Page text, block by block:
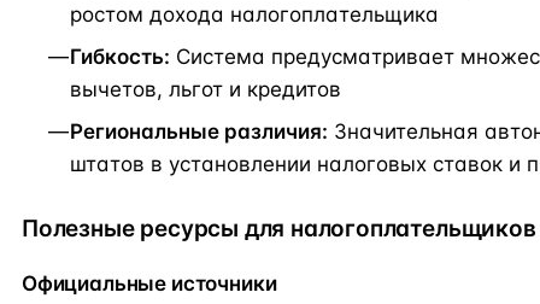
ростом дохода налогоплательщика
Гибкость: Система предусматривает
вычетов, льгот и кредитов
Региональные различия: Значительная
штатов в установлении налоговых ставок и
Полезные ресурсы для налогоплательщиков
Официальные источники